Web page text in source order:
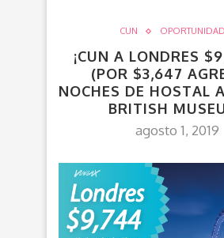
CUN
¡CUN A LONDRES
(POR $3,647
NOCHES DE HOSTAL
BRITISH
agosto 1, 2019